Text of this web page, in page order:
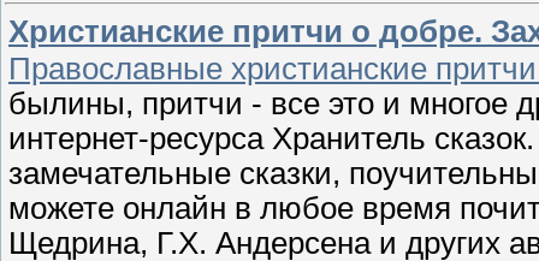
Христианские притчи о добре.
Православные христианские
былины, притчи - все это и многое
интернет-ресурса Хранитель
замечательные сказки,
можете онлайн в любое время
Щедрина, Г.Х. Андерсена и других